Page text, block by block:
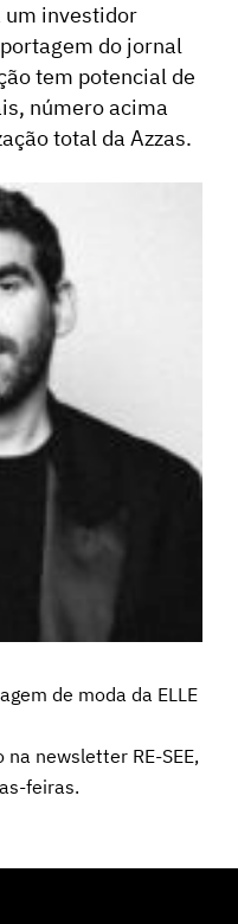
um investidor
do jornal
tem potencial de
número acima
total da Azzas.
de moda da ELLE
newsletter RE-SEE,
feiras.